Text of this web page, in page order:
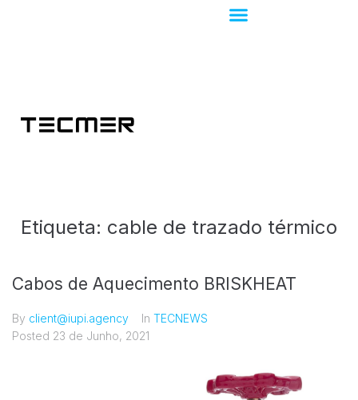
Etiqueta: cable de trazado térmico
Cabos de Aquecimento BRISKHEAT
By client@iupi.agency In TECNEWS
Posted 23 de Junho, 2021